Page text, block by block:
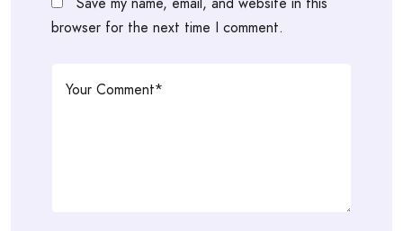
browser for the next time I comment.